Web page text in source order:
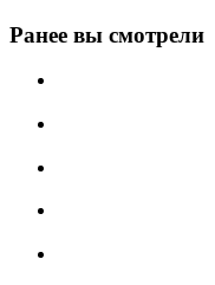
Ранее вы смотрели